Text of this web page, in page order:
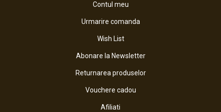
Contul meu
Urmarire comanda
Wish List
Abonare la Newsletter
Returnarea produselor
Vouchere cadou
Afiliati